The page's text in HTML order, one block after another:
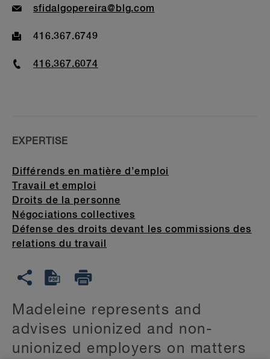
Madeleine represents and
advises unionized and non-
unionized employers on matters
Emailsfidalgopereira@blg.com
Fax416.367.6749
Phone416.367.6074
EXPERTISE
Différends en matière d’emploi
Travail et emploi
Droits de la personne
Négociations collectives
Défense des droits devant les commissions des
relations du travail